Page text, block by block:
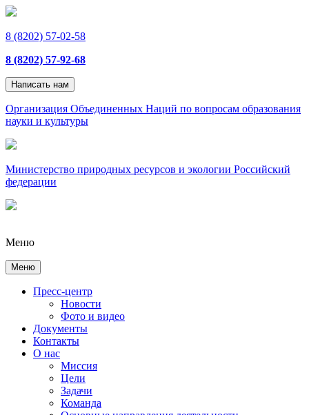
8 (8202) 57-02-58
8 (8202) 57-92-68
Написать нам
Организация Объединенных Наций по вопросам образования
науки и культуры
Министерство природных ресурсов и экологии Российский
федерации
Меню
Меню
Пресс-центр
Новости
Фото и видео
Документы
Контакты
О нас
Миссия
Цели
Задачи
Команда